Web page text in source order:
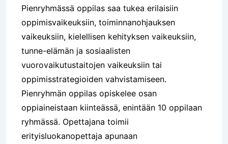
Pienryhmässä oppilas saa tukea erilaisiin
oppimisvaikeuksiin, toiminnanohjauksen
vaikeuksiin, kielellisen kehityksen vaikeuksiin,
tunne-elämän ja sosiaalisten
vuorovaikutustaitojen vaikeuksiin tai
oppimisstrategioiden vahvistamiseen.
Pienryhmän oppilas opiskelee osan
oppiaineistaan kiinteässä, enintään 10 oppilaan
ryhmässä. Opettajana toimii
erityisluokanopettaja apunaan